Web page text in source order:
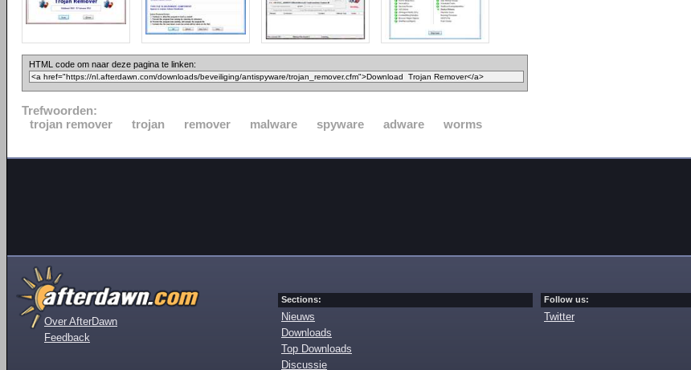
HTML code om naar deze pagina te linken:
Trefwoorden:
trojan remover
trojan remover malware spyware adware worms
Over AfterDawn
Feedback
Sections:
Nieuws
Downloads
Top Downloads
Discussie
Follow us:
Twitter